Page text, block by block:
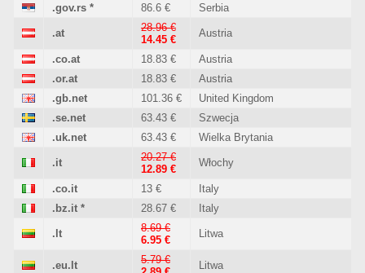
.gov.rs * 86.6 € Serbia
.at
28.96 €
14.45 €
Austria
.co.at 18.83 €
Austria
.or.at
18.83 €
Austria
.gb.net
101.36 €
United Kingdom
.se.net
63.43 €
Szwecja
.uk.net
63.43 € Wielka Brytania
.it
20.27 €
12.89 €
Włochy
.co.it 13 €
Italy
.bz.it * 28.67 € Italy
.lt
8.69 €
6.95 €
Litwa
.eu.lt
5.79 €
Litwa